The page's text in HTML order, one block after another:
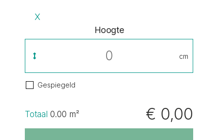
X
Hoogte
cm
Gespiegeld
Totaal 0.00 m² € 0,00